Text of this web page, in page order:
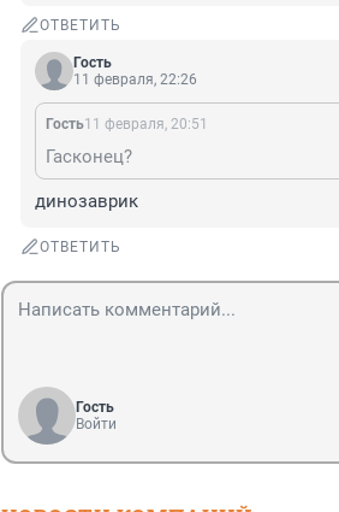
ОТВЕТИТЬ
Гость
11 февраля, 22:26
Гость11 февраля, 20:51
Гасконец?
динозаврик
ОТВЕТИТЬ
Гость
Войти